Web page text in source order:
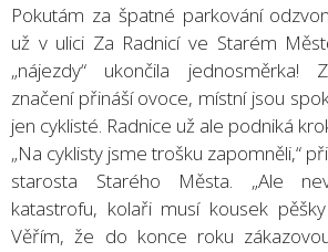
Pokutám za špatné parkování
už v ulici Za Radnicí ve Starém
„nájezdy“ ukončila jednosměrka!
značení přináší ovoce, místní jsou
jen cyklisté. Radnice už ale podniká
„Na cyklisty jsme trošku zapomněli,“
starosta Starého Města. „Ale
katastrofu, kolaři musí kousek
Věřím, že do konce roku